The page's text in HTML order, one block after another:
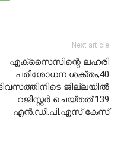
Next article
എക്‌സൈസിന്റെ ലഹരി
പരിശോധന ശക്തം;40
ജില്ലയില്‍
റജിസ്റ്റര്‍ ചെയ്തത് 139
എന്‍.ഡി.പി.എസ് കേസ്